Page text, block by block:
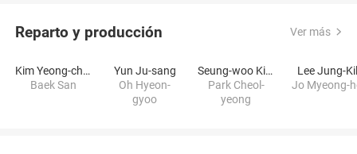
Reparto y producción Ver más
Kim Yeong-cheol
Baek San
Yun Ju-sang
Oh Hyeon-
gyoo
Seung-woo Kim
Park Cheol-
yeong
Lee Jung-Kil
Jo Myeong-